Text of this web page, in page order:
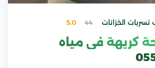
الخزانات 44
5.0
كريهة في مياه